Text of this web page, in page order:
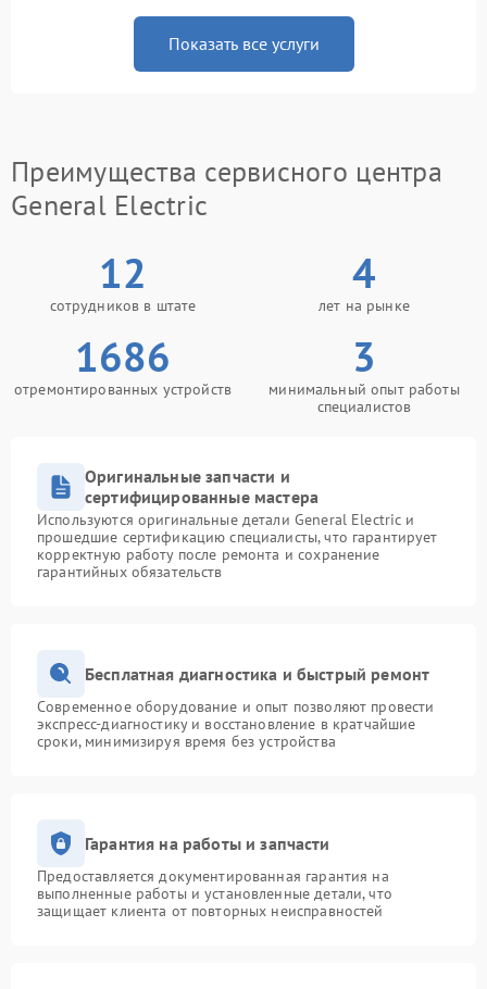
Показать все услуги
Преимущества сервисного центра
General Electric
12
сотрудников в штате
4
лет на рынке
1686
отремонтированных устройств
3
минимальный опыт работы
специалистов
Оригинальные запчасти и
сертифицированные мастера
Используются оригинальные детали General Electric и
прошедшие сертификацию специалисты, что гарантирует
корректную работу после ремонта и сохранение
гарантийных обязательств
Бесплатная диагностика и быстрый ремонт
Современное оборудование и опыт позволяют провести
экспресс-диагностику и восстановление в кратчайшие
сроки, минимизируя время без устройства
Гарантия на работы и запчасти
Предоставляется документированная гарантия на
выполненные работы и установленные детали, что
защищает клиента от повторных неисправностей